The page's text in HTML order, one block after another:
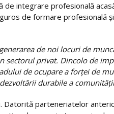
de integrare profesională
de formare profesională și
de noi locuri de
sectorul privat. Dincolo de
de ocupare a forței de
durabile a
Datorită parteneriatelor